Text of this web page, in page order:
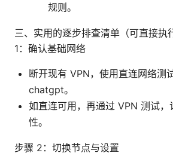
规则。
三、实用的逐步排查清单（可直接执
1：确认基础网络
断开现有 VPN，使用直连网络测
chatgpt。
如直连可用，再通过 VPN 测试，
性。
步骤 2：切换节点与设置